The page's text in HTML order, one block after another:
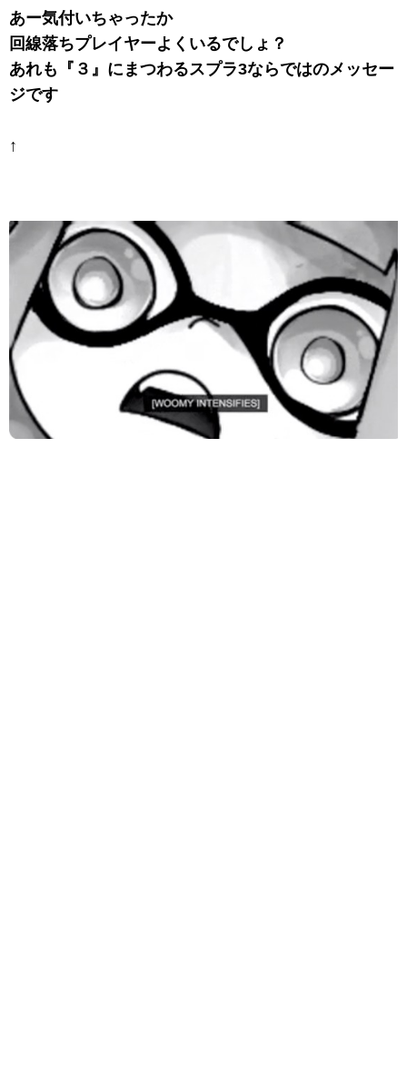
あー気付いちゃったか
回線落ちプレイヤーよくいるでしょ？
あれも『３』にまつわるスプラ3ならではのメッセー
ジです
↑